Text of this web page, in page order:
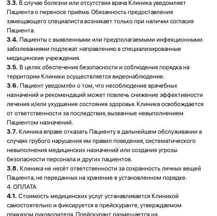
оперативные вмешательства, лабораторные и инструментальные
исследования, а также иные диагностические мероприятия
оплачиваются отдельно, в соответствии с действующим прейскурантом.
4.3.Оплата услуг производится в национальной валюте Республики
Казахстан (тенге) наличными денежными средствами, банковскими
4.4.Услуги подлежат оплате Пациентом (или третьим лицом по его
поручению) до начала их оказания, если иное не согласовано с
консультации или лечения, оплачиваются отдельно, не позднее 30
(тридцати) минут после их завершения.
4.5.В случае отказа Пациента от продолжения лечения либо
прерывания им курса лечения по собственной инициативе стоимость
фактически оказанных услуг возврату не подлежит.
4.6.Возврат денежных средств, уплаченных за услуги, не оказанные по
вине Клиники, осуществляется исключительно безналичным способом.
Срок возврата составляет до 10 (десяти) рабочих дней.
5. ПРАВА И ОБЯЗАННОСТИ КЛИНИКИ
5.1.При оказании медицинских услуг Клиника имеет право:
полной оплаты Пациентом, если иное не предусмотрено соглашением
сторон;
определять объем необходимых медицинских услуг,
направленных на установление диагноза и лечение, руководствуясь
клиническими протоколами диагностики и лечения, утвержденными
Министерством здравоохранения Республики Казахстан, или опытом
своих специалистов при отсутствии соответствующих протоколов;
5.1.3.отказать Пациенту в оказании или продолжении оказания
медицинских услуг в случаях:
• в случаях выявления у Пациента противопоказаний к проведению
лечебно-диагностических мероприятий;
• при несоблюдении Пациентом рекомендаций Клиники;
• в случае отказа Пациента от оформления/подписания документов,